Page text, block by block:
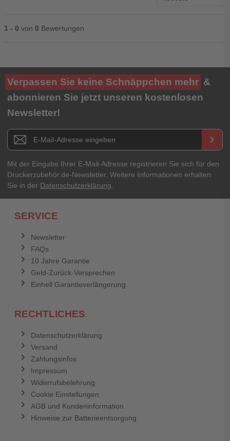
1 - 0 von 0 Bewertungen
Ihre Bewertung**
★★★★★
Titel**
E-Mail-Adresse
Ihr Passwort
Verpassen Sie keine Schnäppchen mehr &
abonnieren Sie jetzt unseren kostenlosen
Newsletter!
Newsletter E-Mail Adresse keyboard_arrow_right
Mit der Eingabe Ihrer E-Mail-Adresse registrieren Sie sich für den
Druckerzubehör.de-Newsletter. Weitere Informationen erhalten
Sie in der Datenschutzerklärung.
SERVICE
Newsletter
FAQs
10 Jahre Garantie
Geld-Zurück-Versprechen
Einhell Garantieverlängerung
RECHTLICHES
Datenschutzerklärung
Versand
Zahlungsinfos
Impressum
Widerrufsbelehrung
Cookie Einstellungen
AGB und Kundeninformation
Hinweise zur Batterieentsorgung